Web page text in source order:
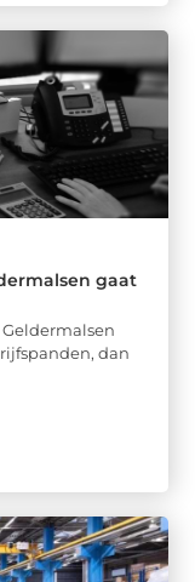
gaat
dan